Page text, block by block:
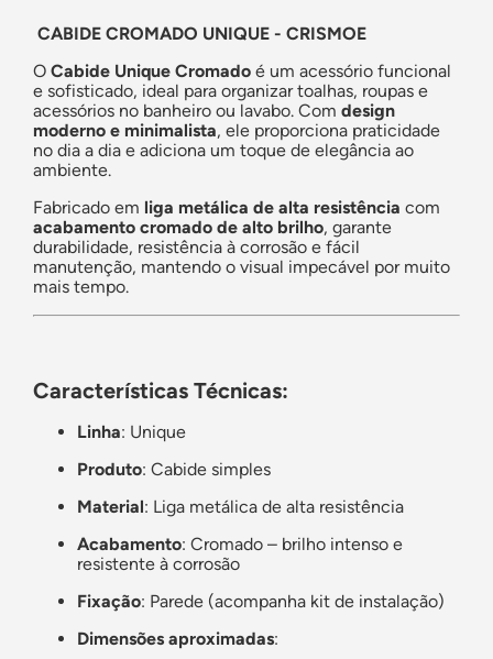
CABIDE CROMADO UNIQUE - CRISMOE
O Cabide Unique Cromado é um acessório funcional
e sofisticado, ideal para organizar toalhas, roupas e
acessórios no banheiro ou lavabo. Com design
moderno e minimalista, ele proporciona praticidade
no dia a dia e adiciona um toque de elegância ao
ambiente.
Fabricado em liga metálica de alta resistência com
acabamento cromado de alto brilho, garante
durabilidade, resistência à corrosão e fácil
manutenção, mantendo o visual impecável por muito
mais tempo.
Características Técnicas:
Linha: Unique
Produto: Cabide simples
Material: Liga metálica de alta resistência
Acabamento: Cromado – brilho intenso e
resistente à corrosão
Fixação: Parede (acompanha kit de instalação)
Dimensões aproximadas: